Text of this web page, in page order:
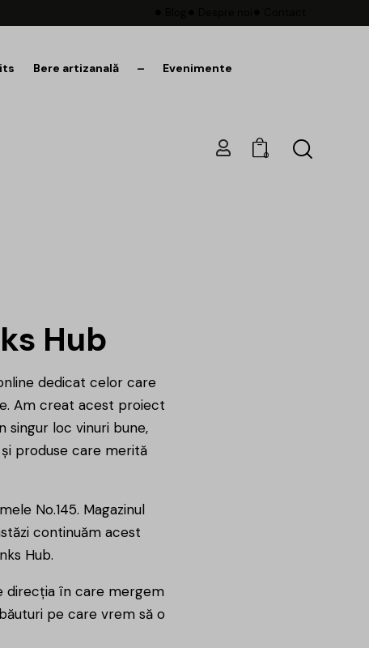
Bere artizanală – Evenimente
0
Hub
dedicat celor care
Am creat acest proiect
singur loc vinuri bune,
produse care merită
No.145. Magazinul
continuăm acest
Hub.
direcția în care mergem
pe care vrem să o